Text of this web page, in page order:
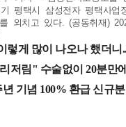
평택시 삼성전자 평택사업
외치고 있다. (공동취재)